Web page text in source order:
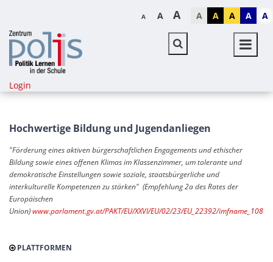
A A A A A A A A
Login
Hochwertige Bildung und Jugendanliegen
"Förderung eines aktiven bürgerschaftlichen Engagements und ethischer
Bildungsowie eines offenen Klimas im Klassenzimmer, um tolerante und
demokratische Einstellungen sowie soziale, staatsbürgerliche und
interkulturelle Kompetenzen zu stärken" (Empfehlung 2a des Rates der
Europäischen
Union)www.parlament.gv.at/PAKT/EU/XXVI/EU/02/23/EU_22392/
PLATTFORMEN